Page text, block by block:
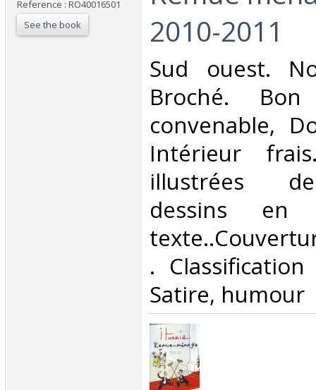
Reference : RO40016501
See the book
2010-2011‎
‎Sud ouest.
Broché.
convenable,
Intérieur
illustrées
dessins en
.
Satire, humour‎